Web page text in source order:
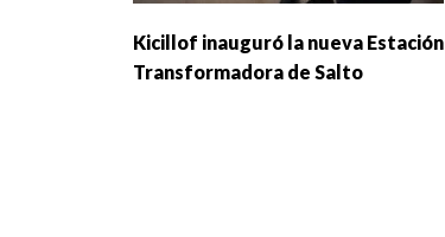
Kicillof inauguró la nueva Estación
Transformadora de Salto